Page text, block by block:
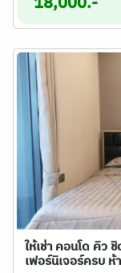
ให้เช่า คอนโด คิว
เฟอร์นิเจอร์ครบ